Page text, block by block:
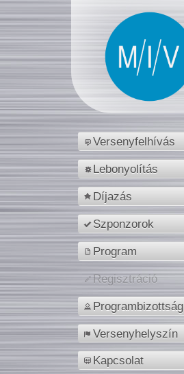
Versenyfelhívás
Lebonyolítás
Díjazás
Szponzorok
Program
Regisztráció
Programbizottság
Versenyhelyszín
Kapcsolat